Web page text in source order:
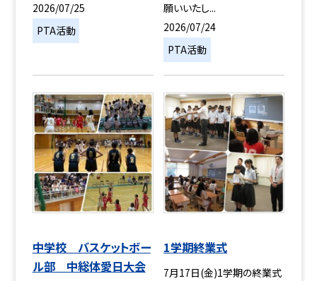
2026/07/25
PTA活動
願いいたし...
2026/07/24
PTA活動
中学校 バスケットボー
ル部 中総体愛日大会
1学期終業式
7月17日(金)1学期の終業式